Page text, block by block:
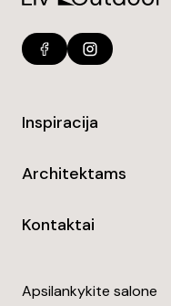
Inspiracija
Architektams
Kontaktai
Apsilankykite salone